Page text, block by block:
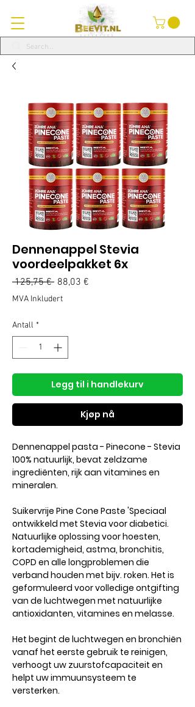
Dennenappel Stevia
voordeelpakket 6x
125,75 € Vanlig
pris
88,03 €
MVA Inkludert
Antall *
Legg til i handlekurv
Kjøp nå
Dennenappel pasta - Pinecone - Stevia
100% natuurlijk, bevat zeldzame
ingrediënten, rijk aan vitamines en
mineralen.
Suikervrije Pine Cone Paste 'Speciaal
ontwikkeld met Stevia voor diabetici.
Natuurlijke oplossing voor hoesten,
kortademigheid, astma, bronchitis,
COPD en alle longproblemen die
verband houden met bijv. roken. Het is
geformuleerd voor volledige ontgifting
van de luchtwegen met natuurlijke
antioxidanten, vitamines en melasse.
Het begint de luchtwegen en bronchiën
vanaf het eerste gebruik te reinigen,
verhoogt uw zuurstofcapaciteit en
helpt uw immuunsysteem te
versterken.